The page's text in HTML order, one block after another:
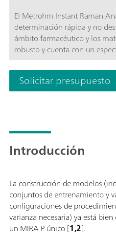
El Metrohm Instant Raman
determinación rápida y no
ámbito farmacéutico y los
robusto y cuenta con un
Raster-Scan (ORS). El MIRA
Basic permite al usuario
básicos que contiene los
los accesorios de calibración/
Solicitar presupuesto
Introducción
La construcción de modelos
conjuntos de entrenamiento y
configuraciones de
varianza necesaria) ya está
un MIRA P único [1,2].